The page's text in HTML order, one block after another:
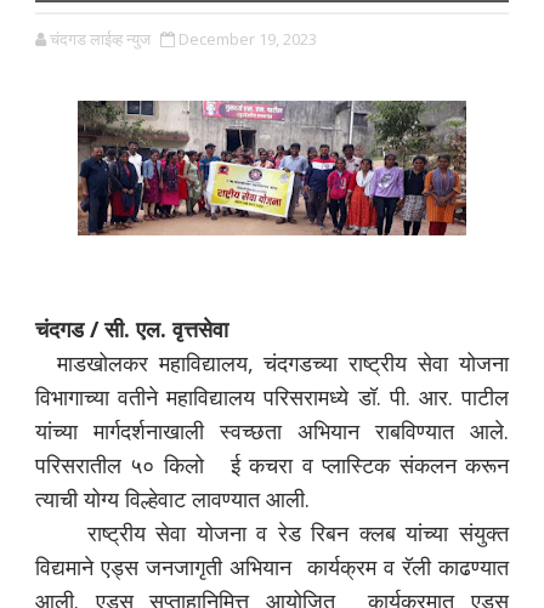
चंदगड लाईव्ह न्युज December 19, 2023
चंदगड / सी. एल. वृत्तसेवा
माडखोलकर महाविद्यालय, चंदगडच्या राष्ट्रीय सेवा योजना
विभागाच्या वतीने महाविद्यालय परिसरामध्ये डॉ. पी. आर. पाटील
यांच्या मार्गदर्शनाखाली स्वच्छता अभियान राबविण्यात आले.
परिसरातील ५० किलो ई कचरा व प्लास्टिक संकलन करून
त्याची योग्य विल्हेवाट लावण्यात आली.
राष्ट्रीय सेवा योजना व रेड रिबन क्लब यांच्या संयुक्त
विद्यमाने एड्स जनजागृती अभियान कार्यक्रम व रॅली काढण्यात
आली. एड्स सप्ताहानिमित्त आयोजित कार्यक्रमात एड्स